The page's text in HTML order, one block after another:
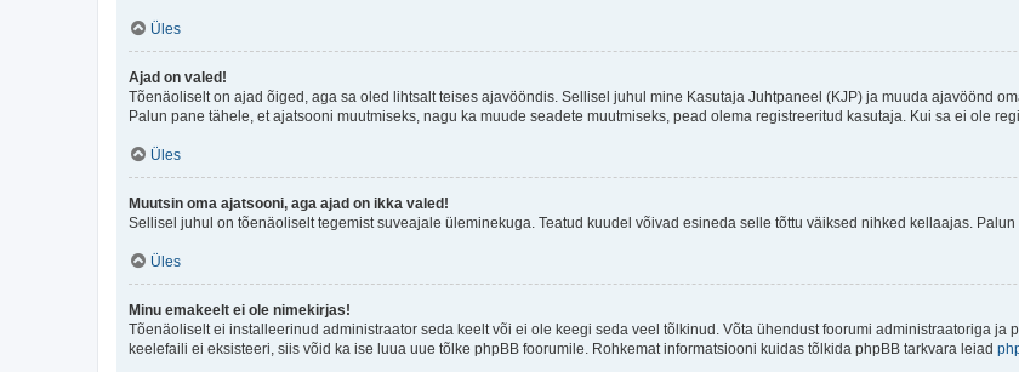
Üles
Ajad on valed!
Tõenäoliselt on ajad õiged, aga sa oled lihtsalt teises ajavööndis. Sellisel juhul mine Kasutaja Juhtpaneel (KJP) ja muuda ajavöönd
Palun pane tähele, et ajatsooni muutmiseks, nagu ka muude seadete muutmiseks, pead olema registreeritud kasutaja. Kui sa ei ole
Üles
Muutsin oma ajatsooni, aga ajad on ikka valed!
Sellisel juhul on tõenäoliselt tegemist suveajale üleminekuga. Teatud kuudel võivad esineda selle tõttu väiksed nihked kellaajas. Palun
Üles
Minu emakeelt ei ole nimekirjas!
Tõenäoliselt ei installeerinud administraator seda keelt või ei ole keegi seda veel tõlkinud. Võta ühendust foorumi administraatoriga
keelefaili ei eksisteeri, siis võid ka ise luua uue tõlke phpBB foorumile. Rohkemat informatsiooni kuidas tõlkida phpBB tarkvara leiad